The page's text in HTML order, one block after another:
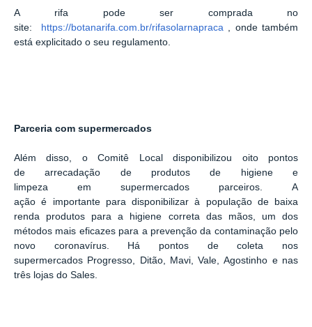
A rifa pode ser comprada no
site: https://botanarifa.com.br/rifasolarnapraca , onde também
está explicitado o seu regulamento.
Parceria com supermercados
Além disso, o Comitê Local disponibilizou oito pontos
de arrecadação de produtos de higiene e
limpeza em supermercados parceiros. A
ação é importante para disponibilizar à população de baixa
renda produtos para a higiene correta das mãos, um dos
métodos mais eficazes para a prevenção da contaminação pelo
novo coronavírus. Há pontos de coleta nos
supermercados Progresso, Ditão, Mavi, Vale, Agostinho e nas
três lojas do Sales.